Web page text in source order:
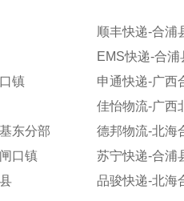
顺丰快递-合浦
EMS快递-合浦
镇
申通快递-广西
佳怡物流-广西
东分部
德邦物流-北海
口镇
苏宁快递-合浦
品骏快递-北海